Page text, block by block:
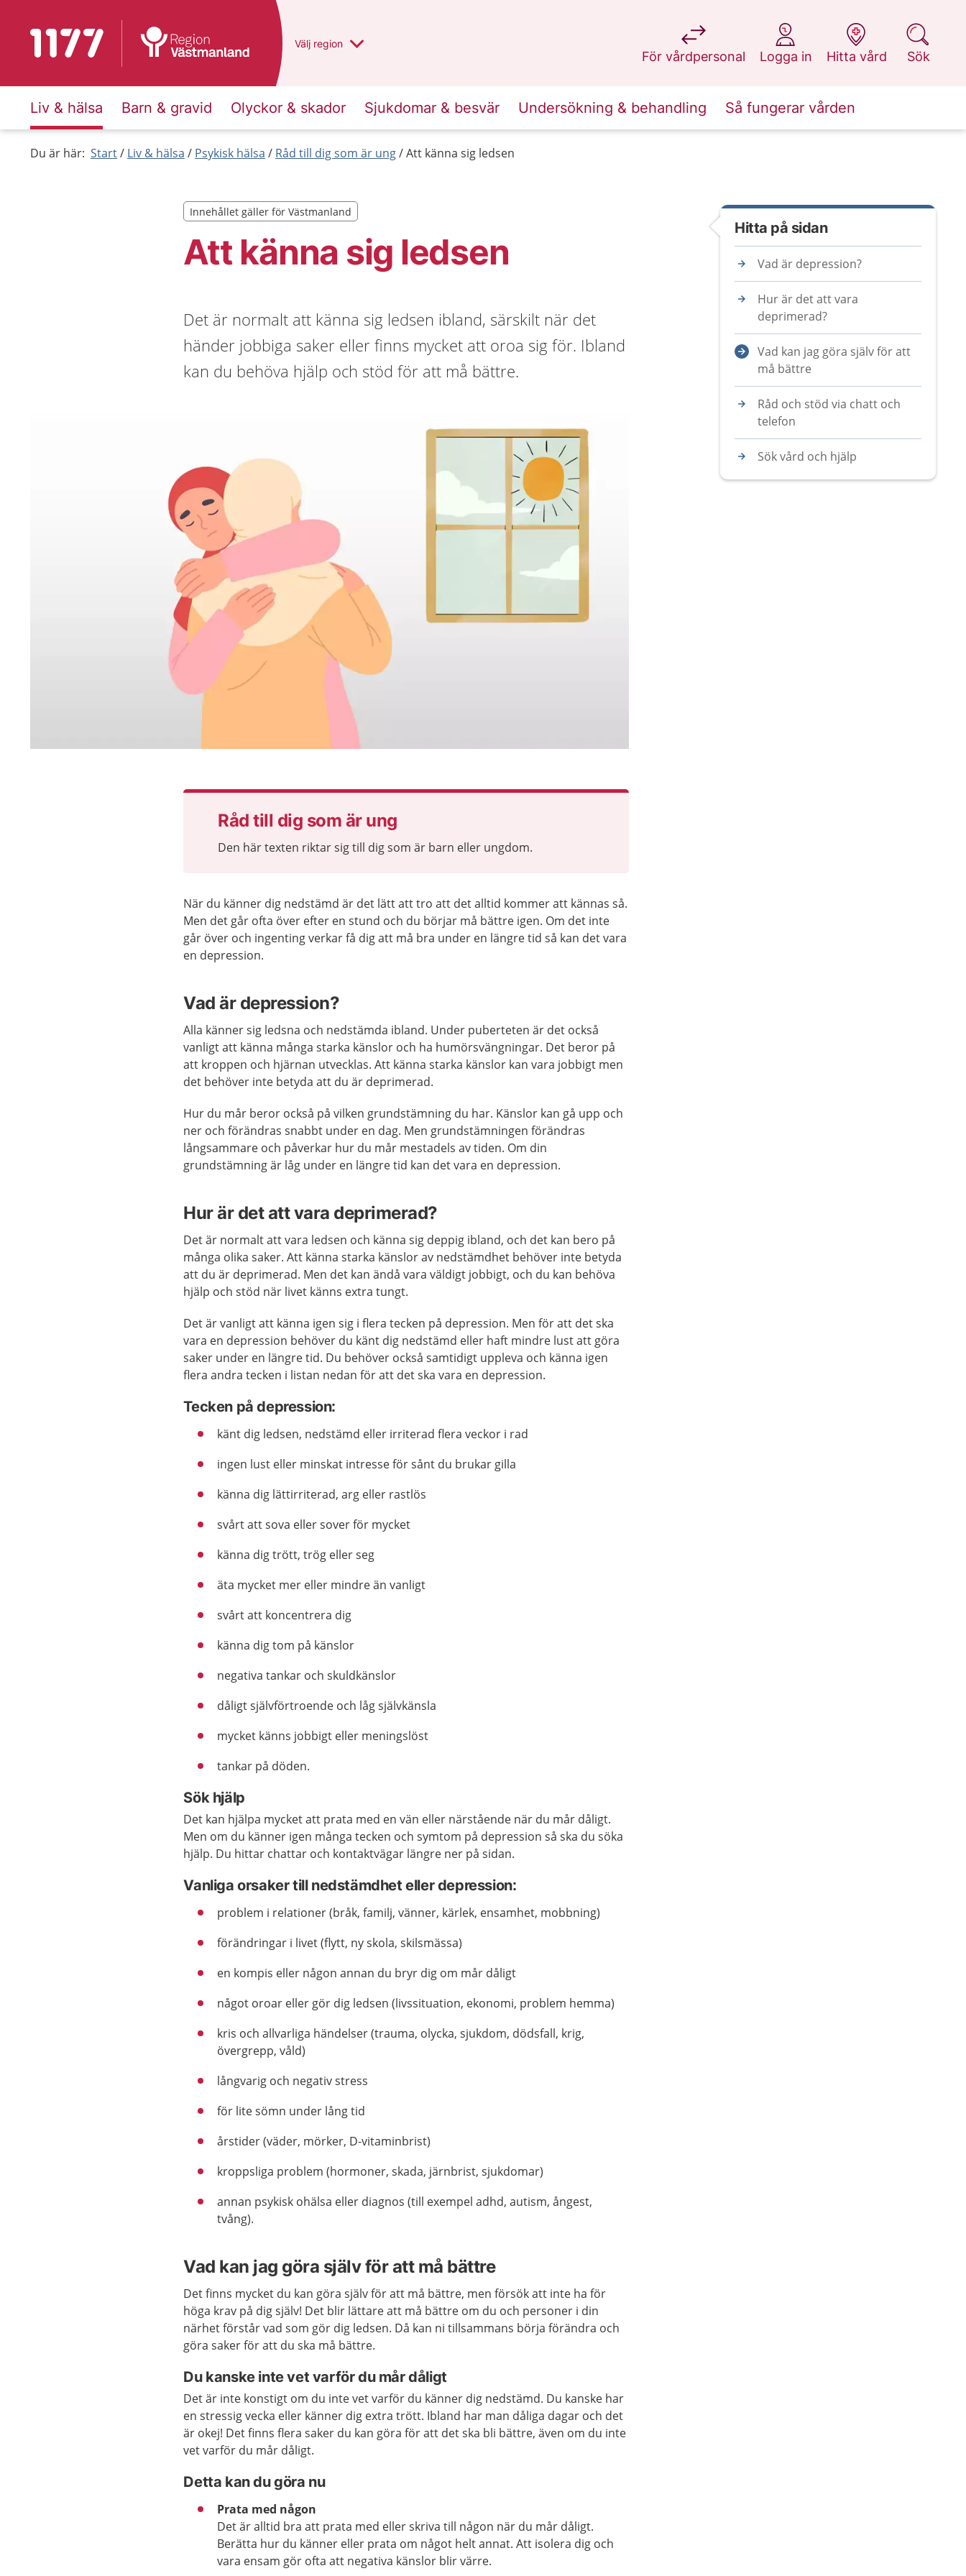
Till startsidan för 1177 Du har valt region
Välj en annan
region
För vårdpersonal
på 1177.se
Logga in
på 1177.se
Hitta vård
på 1177.se
Sök
på 1177.se
Liv & hälsa Barn & gravid Olyckor & skador Sjukdomar & besvär Undersökning & behandling Så fungerar vården
Du är här: Start Liv & hälsa Psykisk hälsa Råd till dig som är ung Att känna sig ledsen
Att känna sig ledsen
Innehållet gäller för Västmanland
Innehållet gäller för Västmanland
Det är normalt att känna sig ledsen ibland, särskilt när det
händer jobbiga saker eller finns mycket att oroa sig för. Ibland
kan du behöva hjälp och stöd för att må bättre.
Råd till dig som är ung
Den här texten riktar sig till dig som är barn eller ungdom.
När du känner dig nedstämd är det lätt att tro att det alltid kommer att kännas så.
Men det går ofta över efter en stund och du börjar må bättre igen. Om det inte
går över och ingenting verkar få dig att må bra under en längre tid så kan det vara
en depression.
Vad är depression?
Alla känner sig ledsna och nedstämda ibland. Under puberteten är det också
vanligt att känna många starka känslor och ha humörsvängningar. Det beror på
att kroppen och hjärnan utvecklas. Att känna starka känslor kan vara jobbigt men
det behöver inte betyda att du är deprimerad.
Hur du mår beror också på vilken grundstämning du har. Känslor kan gå upp och
ner och förändras snabbt under en dag. Men grundstämningen förändras
långsammare och påverkar hur du mår mestadels av tiden. Om din
grundstämning är låg under en längre tid kan det vara en depression.
Hur är det att vara deprimerad?
Det är normalt att vara ledsen och känna sig deppig ibland, och det kan bero på
många olika saker. Att känna starka känslor av nedstämdhet behöver inte betyda
att du är deprimerad. Men det kan ändå vara väldigt jobbigt, och du kan behöva
hjälp och stöd när livet känns extra tungt.
Det är vanligt att känna igen sig i flera tecken på depression. Men för att det ska
vara en depression behöver du känt dig nedstämd eller haft mindre lust att göra
saker under en längre tid. Du behöver också samtidigt uppleva och känna igen
flera andra tecken i listan nedan för att det ska vara en depression.
Tecken på depression:
känt dig ledsen, nedstämd eller irriterad flera veckor i rad
ingen lust eller minskat intresse för sånt du brukar gilla
känna dig lättirriterad, arg eller rastlös
svårt att sova eller sover för mycket
känna dig trött, trög eller seg
äta mycket mer eller mindre än vanligt
svårt att koncentrera dig
känna dig tom på känslor
negativa tankar och skuldkänslor
dåligt självförtroende och låg självkänsla
mycket känns jobbigt eller meningslöst
tankar på döden.
Sök hjälp
Det kan hjälpa mycket att prata med en vän eller närstående när du mår dåligt.
Men om du känner igen många tecken och symtom på depression så ska du söka
hjälp. Du hittar chattar och kontaktvägar längre ner på sidan.
Vanliga orsaker till nedstämdhet eller depression:
problem i relationer (bråk, familj, vänner, kärlek, ensamhet, mobbning)
förändringar i livet (flytt, ny skola, skilsmässa)
en kompis eller någon annan du bryr dig om mår dåligt
något oroar eller gör dig ledsen (livssituation, ekonomi, problem hemma)
kris och allvarliga händelser (trauma, olycka, sjukdom, dödsfall, krig,
övergrepp, våld)
långvarig och negativ stress
för lite sömn under lång tid
årstider (väder, mörker, D-vitaminbrist)
kroppsliga problem (hormoner, skada, järnbrist, sjukdomar)
annan psykisk ohälsa eller diagnos (till exempel adhd, autism, ångest,
tvång).
Vad kan jag göra själv för att må bättre
Det finns mycket du kan göra själv för att må bättre, men försök att inte ha för
höga krav på dig själv! Det blir lättare att må bättre om du och personer i din
närhet förstår vad som gör dig ledsen. Då kan ni tillsammans börja förändra och
göra saker för att du ska må bättre.
Du kanske inte vet varför du mår dåligt
Det är inte konstigt om du inte vet varför du känner dig nedstämd. Du kanske har
en stressig vecka eller känner dig extra trött. Ibland har man dåliga dagar och det
är okej! Det finns flera saker du kan göra för att det ska bli bättre, även om du inte
vet varför du mår dåligt.
Detta kan du göra nu
Prata med någon
Det är alltid bra att prata med eller skriva till någon när du mår dåligt.
Berätta hur du känner eller prata om något helt annat. Att isolera dig och
vara ensam gör ofta att negativa känslor blir värre.
Hitta på sidan
Vad är depression?
Hur är det att vara
deprimerad?
Vad kan jag göra själv för att
må bättre
Råd och stöd via chatt och
telefon
Sök vård och hjälp